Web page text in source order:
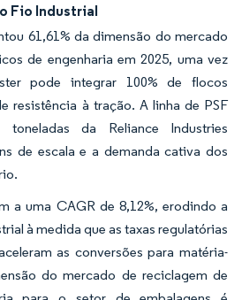
Fio Industrial
61,61% da dimensão do mercado
de engenharia em 2025, uma vez
pode integrar 100% de flocos
resistência à tração. A linha de PSF
da Reliance Industries
de escala e a demanda cativa dos
a uma CAGR de 8,12%, erodindo a
à medida que as taxas regulatórias
as conversões para matéria-
do mercado de reciclagem de